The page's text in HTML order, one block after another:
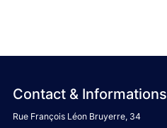
Contact & Informations
Rue François Léon Bruyerre, 34